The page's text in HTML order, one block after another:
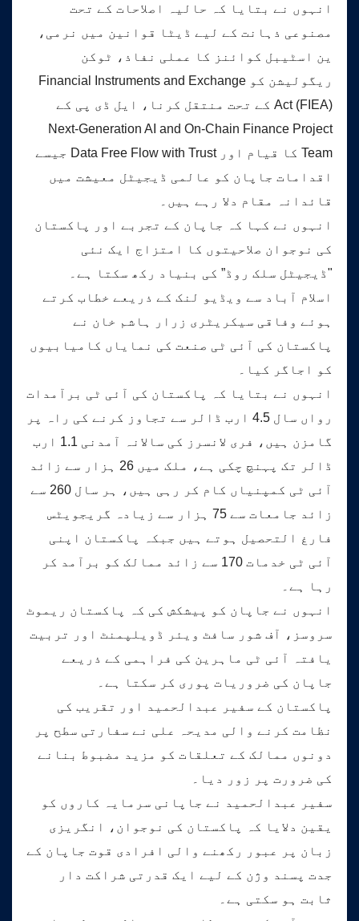
انہوں نے بتایا کہ حالیہ اصلاحات کے تحت
مصنوعی ذہانت کے لیے ڈیٹا قوانین میں نرمی،
ین اسٹیبل کوائنز کا عملی نفاذ، ٹوکن
ریگولیشن کو Financial Instruments and Exchange
Act (FIEA) کے تحت منتقل کرنا، ایل ڈی پی کے
Next-Generation AI and On-Chain Finance Project
Team کا قیام اور Data Free Flow with Trust جیسے
اقدامات جاپان کو عالمی ڈیجیٹل معیشت میں
قائدانہ مقام دلا رہے ہیں۔
انہوں نے کہا کہ جاپان کے تجربے اور پاکستان
کی نوجوان صلاحیتوں کا امتزاج ایک نئی
"ڈیجیٹل سلک روڈ” کی بنیاد رکھ سکتا ہے۔
اسلام آباد سے ویڈیو لنک کے ذریعے خطاب کرتے
ہوئے وفاقی سیکریٹری زرار ہاشم خان نے
پاکستان کی آئی ٹی صنعت کی نمایاں کامیابیوں
کو اجاگر کیا۔
انہوں نے بتایا کہ پاکستان کی آئی ٹی برآمدات
رواں سال 4.5 ارب ڈالر سے تجاوز کرنے کی راہ پر
گامزن ہیں، فری لانسرز کی سالانہ آمدنی 1.1 ارب
ڈالر تک پہنچ چکی ہے، ملک میں 26 ہزار سے زائد
آئی ٹی کمپنیاں کام کر رہی ہیں، ہر سال 260 سے
زائد جامعات سے 75 ہزار سے زیادہ گریجویٹس
فارغ التحصیل ہوتے ہیں جبکہ پاکستان اپنی
آئی ٹی خدمات 170 سے زائد ممالک کو برآمد کر
رہا ہے۔
انہوں نے جاپان کو پیشکش کی کہ پاکستان ریموٹ
سروسز، آف شور سافٹ ویئر ڈویلپمنٹ اور تربیت
یافتہ آئی ٹی ماہرین کی فراہمی کے ذریعے
جاپان کی ضروریات پوری کر سکتا ہے۔
پاکستان کے سفیر عبدالحمید اور تقریب کی
نظامت کرنے والی مدیحہ علی نے سفارتی سطح پر
دونوں ممالک کے تعلقات کو مزید مضبوط بنانے
کی ضرورت پر زور دیا۔
سفیر عبدالحمید نے جاپانی سرمایہ کاروں کو
یقین دلایا کہ پاکستان کی نوجوان، انگریزی
زبان پر عبور رکھنے والی افرادی قوت جاپان کے
جدت پسند وژن کے لیے ایک قدرتی شراکت دار
ثابت ہو سکتی ہے۔